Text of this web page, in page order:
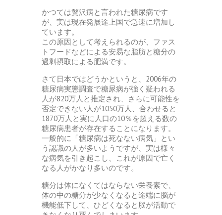
かつては贅沢病と言われた糖尿病です
が、実は現在発展途上国で急速に増加し
ています。
この原因として考えられるのが、ファス
トフードなどによる安易な脂肪と糖分の
過剰摂取による肥満です。
さて日本ではどうかというと、2006年の
糖尿病実態調査で糖尿病が強く疑われる
人が820万人と推定され、さらに可能性を
否定できない人が1050万人、合わせると
1870万人と実に人口の10％を超える数の
糖尿病患者が存在することになります。
一般的に「糖尿病は死なない病気」とい
う認識の人が多いようですが、実は様々
な病気を引き起こし、これが原因で亡く
なる人がかなり多いのです。
糖分は体になくてはならない栄養素で、
体の中の糖分が少なくなると途端に脳が
機能低下して、ひどくなると脳が活動で